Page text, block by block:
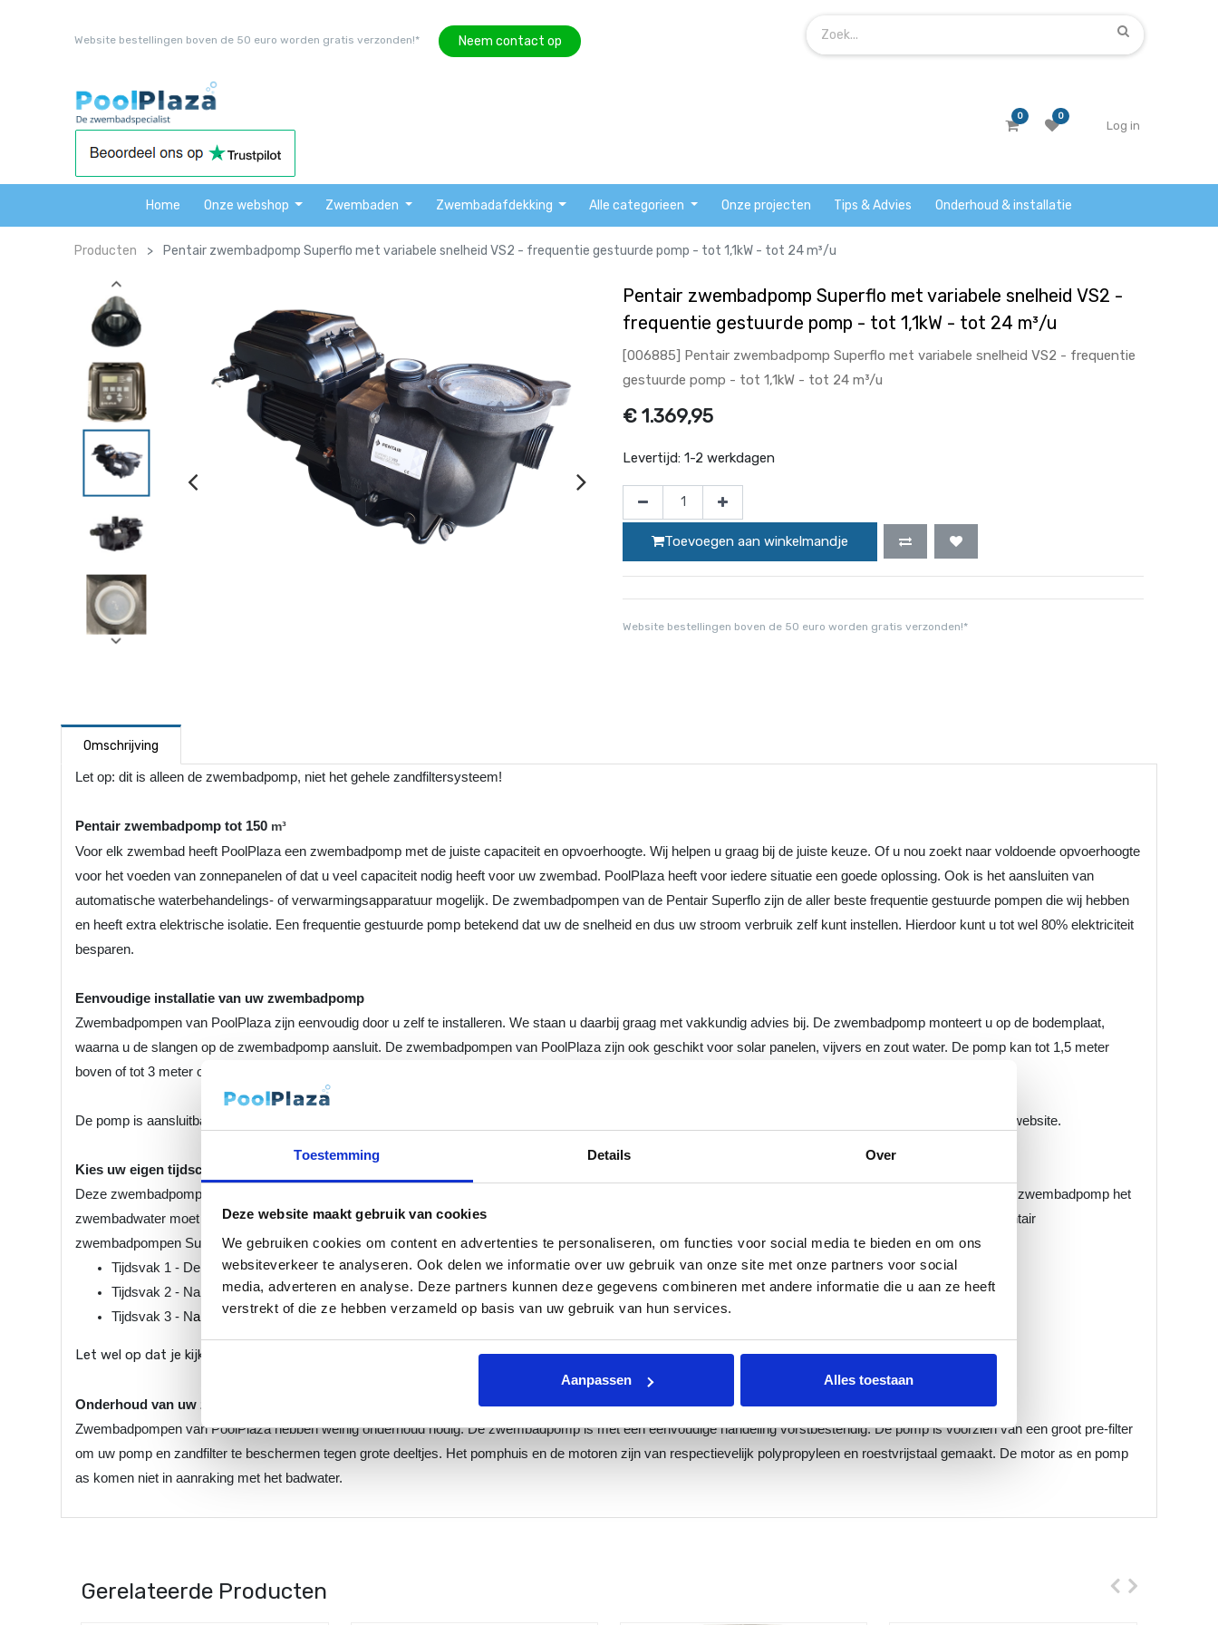
Toestemming Details Over
Deze website maakt gebruik van cookies
We gebruiken cookies om content en advertenties te personaliseren, om functies voor social media te bieden en om ons
websiteverkeer te analyseren. Ook delen we informatie over uw gebruik van onze site met onze partners voor social
media, adverteren en analyse. Deze partners kunnen deze gegevens combineren met andere informatie die u aan ze heeft
verstrekt of die ze hebben verzameld op basis van uw gebruik van hun services.
Aanpassen Alles toestaan
Website bestellingen boven de 50 euro worden gratis verzonden!* Neem contact op
0 0
Log in
Home Onze webshop Zwembaden Zwembadafdekking Alle categorieen Onze projecten Tips & Advies Onderhoud & installatie
Producten Pentair zwembadpomp Superflo met variabele snelheid VS2 - frequentie gestuurde pomp - tot 1,1kW - tot 24 m³/u
Pentair zwembadpomp Superflo met variabele snelheid VS2 -
frequentie gestuurde pomp - tot 1,1kW - tot 24 m³/u
[006885] Pentair zwembadpomp Superflo met variabele snelheid VS2 - frequentie
gestuurde pomp - tot 1,1kW - tot 24 m³/u
€ 1.369,95
Levertijd: 1-2 werkdagen
Toevoegen aan winkelmandje
Website bestellingen boven de 50 euro worden gratis verzonden!*
Omschrijving
Let op: dit is alleen de zwembadpomp, niet het gehele zandfiltersysteem!
Pentair zwembadpomp tot 150 m³
Voor elk zwembad heeft PoolPlaza een zwembadpomp met de juiste capaciteit en opvoerhoogte. Wij helpen u graag bij de juiste keuze. Of u nou zoekt naar voldoende opvoerhoogte
voor het voeden van zonnepanelen of dat u veel capaciteit nodig heeft voor uw zwembad. PoolPlaza heeft voor iedere situatie een goede oplossing. Ook is het aansluiten van
automatische waterbehandelings- of verwarmingsapparatuur mogelijk. De zwembadpompen van de Pentair Superflo zijn de aller beste frequentie gestuurde pompen die wij hebben
en heeft extra elektrische isolatie. Een frequentie gestuurde pomp betekend dat uw de snelheid en dus uw stroom verbruik zelf kunt instellen. Hierdoor kunt u tot wel 80% elektriciteit
besparen.
Eenvoudige installatie van uw zwembadpomp
Zwembadpompen van PoolPlaza zijn eenvoudig door u zelf te installeren. We staan u daarbij graag met vakkundig advies bij. De zwembadpomp monteert u op de bodemplaat,
waarna u de slangen op de zwembadpomp aansluit. De zwembadpompen van PoolPlaza zijn ook geschikt voor solar panelen, vijvers en zout water. De pomp kan tot 1,5 meter
boven of tot 3 meter onder het waterniveau geplaatst worden.
De pomp is aansluitbaar door middel van 1,5" en 2" binnenschroefdraad. Eventueel benodigde koppelingen en slangtules zijn eenvoudig bij te bestellen op onze website.
Kies uw eigen tijdschema's
Deze zwembadpomp van Pentair kan elke dag hetzelfde tijdschema herhalen met 3 verschillende tijdsvakken per dag. Per tijdsvak kun je aangeven hoelang de zwembadpomp het
zwembadwater moet rondpompen en met welke intensiteit de zwembadpomp moet opereren. Standaard is het volgende standaard schema in gesteld bij de Pentair
zwembadpompen Superflo:
Tijdsvak 1 - De zwembadpomp begint met zwembadwater rond pompen om 08:00 s'ochtends en draait 2 uur lang op 3300 rpm
Tijdsvak 2 - Na het eerste tijdsvak zal de zwembadpomp het zwembadwater 10 uur lang rondpompen met 1100 rpm.
Tijdsvak 3 - Na het tweede tijdsvak zal de zwembadpomp het zwembadwater 2 uur lang rondpompen met 3400 rpm.
Let wel op dat je kijkt naar de doorstroom capaciteit van je filtervat om de juiste rpm in te stellen.
Onderhoud van uw zwembadpomp
Zwembadpompen van PoolPlaza hebben weinig onderhoud nodig. De zwembadpomp is met een eenvoudige handeling vorstbestendig. De pomp is voorzien van een groot pre-filter
om uw pomp en zandfilter te beschermen tegen grote deeltjes. Het pomphuis en de motoren zijn van respectievelijk polypropyleen en roestvrijstaal gemaakt. De motor as en pomp
as komen niet in aanraking met het badwater.
Gerelateerde Producten